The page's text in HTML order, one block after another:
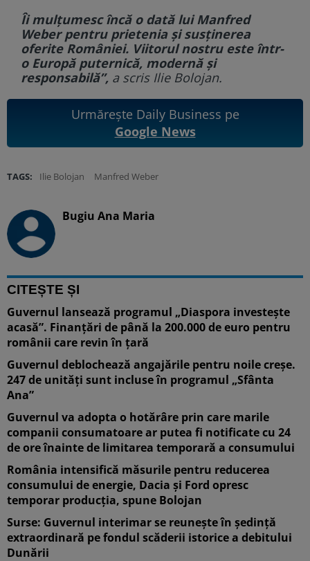
Îi mulțumesc încă o dată lui Manfred
Weber pentru prietenia și susținerea
oferite României. Viitorul nostru este într-
o Europă puternică, modernă și
responsabilă”, a scris Ilie Bolojan.
Urmărește Daily Business pe
Google News
TAGS: Ilie Bolojan Manfred Weber
Bugiu ⁠Ana Maria
CITEȘTE ȘI
Guvernul lansează programul „Diaspora investește
acasă”. Finanțări de până la 200.000 de euro pentru
românii care revin în țară
Guvernul deblochează angajările pentru noile creșe.
247 de unități sunt incluse în programul „Sfânta
Ana”
Guvernul va adopta o hotărâre prin care marile
companii consumatoare ar putea fi notificate cu 24
de ore înainte de limitarea temporară a consumului
România intensifică măsurile pentru reducerea
consumului de energie, Dacia și Ford opresc
temporar producția, spune Bolojan
Surse: Guvernul interimar se reunește în ședință
extraordinară pe fondul scăderii istorice a debitului
Dunării